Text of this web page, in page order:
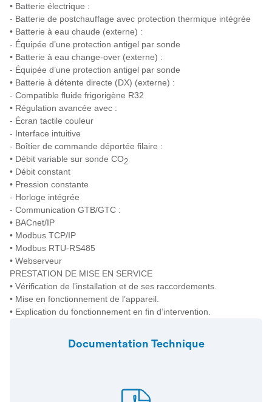
• Batterie électrique :
- Batterie de postchauffage avec protection thermique intégrée
• Batterie à eau chaude (externe) :
- Équipée d’une protection antigel par sonde
• Batterie à eau change-over (externe) :
- Équipée d’une protection antigel par sonde
• Batterie à détente directe (DX) (externe) :
- Compatible fluide frigorigène R32
• Régulation avancée avec :
- Écran tactile couleur
- Interface intuitive
- Boîtier de commande déportée filaire :
• Débit variable sur sonde CO2
• Débit constant
• Pression constante
- Horloge intégrée
- Communication GTB/GTC :
• BACnet/IP
• Modbus TCP/IP
• Modbus RTU-RS485
• Webserveur
PRESTATION DE MISE EN SERVICE
• Vérification de l’installation et de ses raccordements.
• Mise en fonctionnement de l’appareil.
• Explication du fonctionnement en fin d’intervention.
Documentation Technique